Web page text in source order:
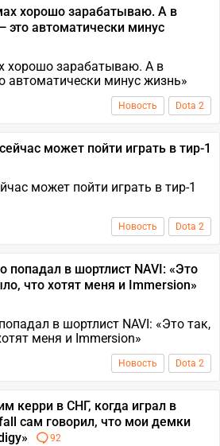
хорошо зарабатываю. А в
это автоматически минус
Новость Dota 2
может пойти играть в тир-1
Новость Dota 2
попадал в шортлист NAVI: «Это
что хотят меня и Immersion»
Новость Dota 2
керри в СНГ, когда играл в
сам говорил, что мои демки
92